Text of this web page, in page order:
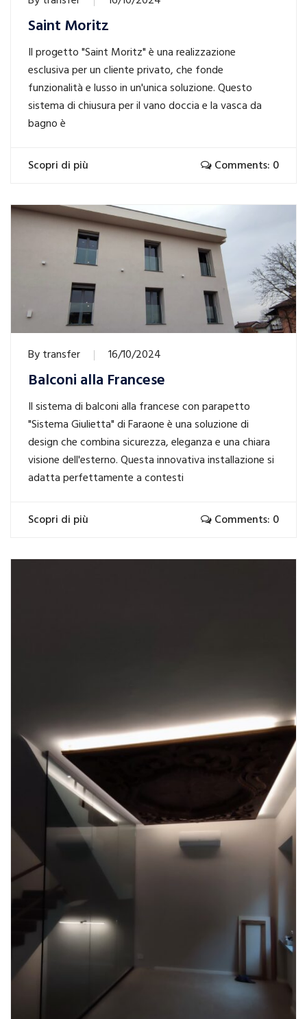
Saint Moritz
Il progetto "Saint Moritz" è una realizzazione
esclusiva per un cliente privato, che fonde
funzionalità e lusso in un'unica soluzione. Questo
sistema di chiusura per il vano doccia e la vasca da
bagno è
Scopri di più Comments: 0
Bytransfer 16/10/2024
Balconi alla Francese
Il sistema di balconi alla francese con parapetto
"Sistema Giulietta" di Faraone è una soluzione di
design che combina sicurezza, eleganza e una chiara
visione dell'esterno. Questa innovativa installazione si
adatta perfettamente a contesti
Scopri di più Comments: 0